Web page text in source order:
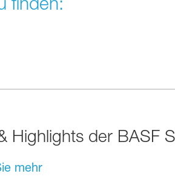
Highlights der BASF
mehr